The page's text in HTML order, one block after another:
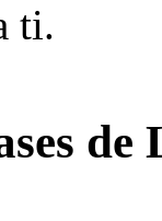
ti.
de